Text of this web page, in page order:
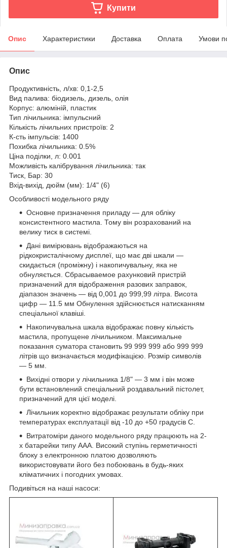
Купити
Опис Характеристики Доставка Оплата Умови
Опис
Продуктивність, л/хв: 0,1-2,5
Вид палива: біодизель, дизель, олія
Корпус: алюміній, пластик
Тип лічильника: імпульсний
Кількість лічильних пристроїв: 2
К-сть імпульсів: 1400
Похибка лічильника: 0.5%
Ціна поділки, л: 0.001
Можливість калібрування лічильника: так
Тиск, Бар: 30
Вхід-вихід, дюйм (мм): 1/4" (6)
Особливості модельного ряду
Основне призначення приладу — для обліку
консистентного мастила. Тому він розрахований на
велику тиск в системі.
Дані вимірювань відображаються на
рідкокристалічному дисплеї, що має дві шкали —
скидається (проміжну) і накопичувальну, яка не
обнуляється. Сбрасываемое рахунковий пристрій
призначений для відображення разових заправок,
діапазон значень — від 0,001 до 999,99 літра. Висота
цифр — 11.5 мм Обнулення здійснюється натисканням
спеціальної клавіші.
Накопичувальна шкала відображає повну кількість
мастила, пропущене лічильником. Максимальне
показання суматора становить 99 999 999 або 999 999
літрів що визначається модифікацією. Розмір символів
— 5 мм.
Вихідні отвори у лічильника 1/8" — 3 мм і він може
бути встановлений спеціальний роздавальний пістолет,
призначений для цієї моделі.
Лічильник коректно відображає результати обліку при
температурах експлуатації від -10 до +50 градусів С.
Витратоміри даного модельного ряду працюють на 2-
х батарейки типу ААА. Високий ступінь герметичності
блоку з електронною платою дозволяють
використовувати його без побоювань в будь-яких
кліматичних і погодних умовах.
Подивіться на наші насоси: